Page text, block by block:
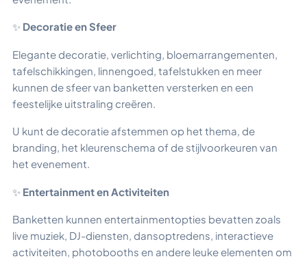
✨ Decoratie en Sfeer
Elegante decoratie, verlichting, bloemarrangementen,
tafelschikkingen, linnengoed, tafelstukken en meer
kunnen de sfeer van banketten versterken en een
feestelijke uitstraling creëren.
U kunt de decoratie afstemmen op het thema, de
branding, het kleurenschema of de stijlvoorkeuren van
het evenement.
✨ Entertainment en Activiteiten
Banketten kunnen entertainmentopties bevatten zoals
live muziek, DJ-diensten, dansoptredens, interactieve
activiteiten, photobooths en andere leuke elementen om